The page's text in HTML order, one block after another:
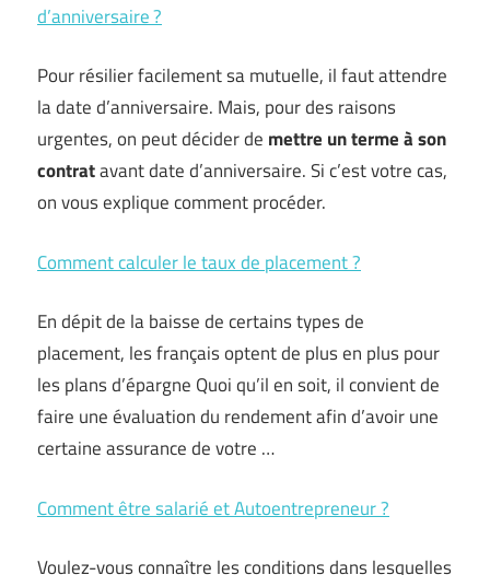
d’anniversaire ?
Pour résilier facilement sa mutuelle, il faut attendre
la date d’anniversaire. Mais, pour des raisons
urgentes, on peut décider de mettre un terme à son
contratavant date d’anniversaire. Si c’est votre cas,
on vous explique comment procéder.
Comment calculer le taux de placement ?
En dépit de la baisse de certains types de
placement, les français optent de plus en plus pour
les plans d’épargne Quoi qu’il en soit, il convient de
faire une évaluation du rendement afin d’avoir une
certaine assurance de votre …
Comment être salarié et Autoentrepreneur ?
Voulez-vous connaître les conditions dans lesquelles